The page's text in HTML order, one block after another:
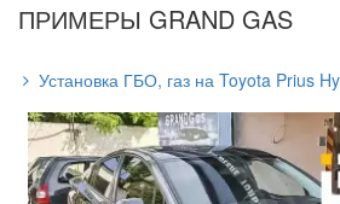
ПРИМЕРЫ GRAND GAS
Установка ГБО, газ на Toyota Prius